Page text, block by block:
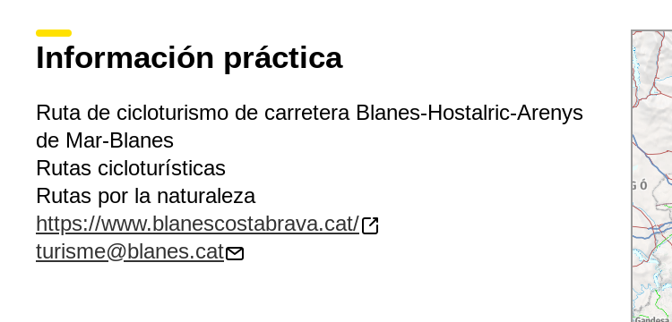
Información práctica
Ruta de cicloturismo de carretera Blanes-Hostalric-Arenys
de Mar-Blanes
Rutas cicloturísticas
Rutas por la naturaleza
https://www.blanescostabrava.cat/
turisme@blanes.cat